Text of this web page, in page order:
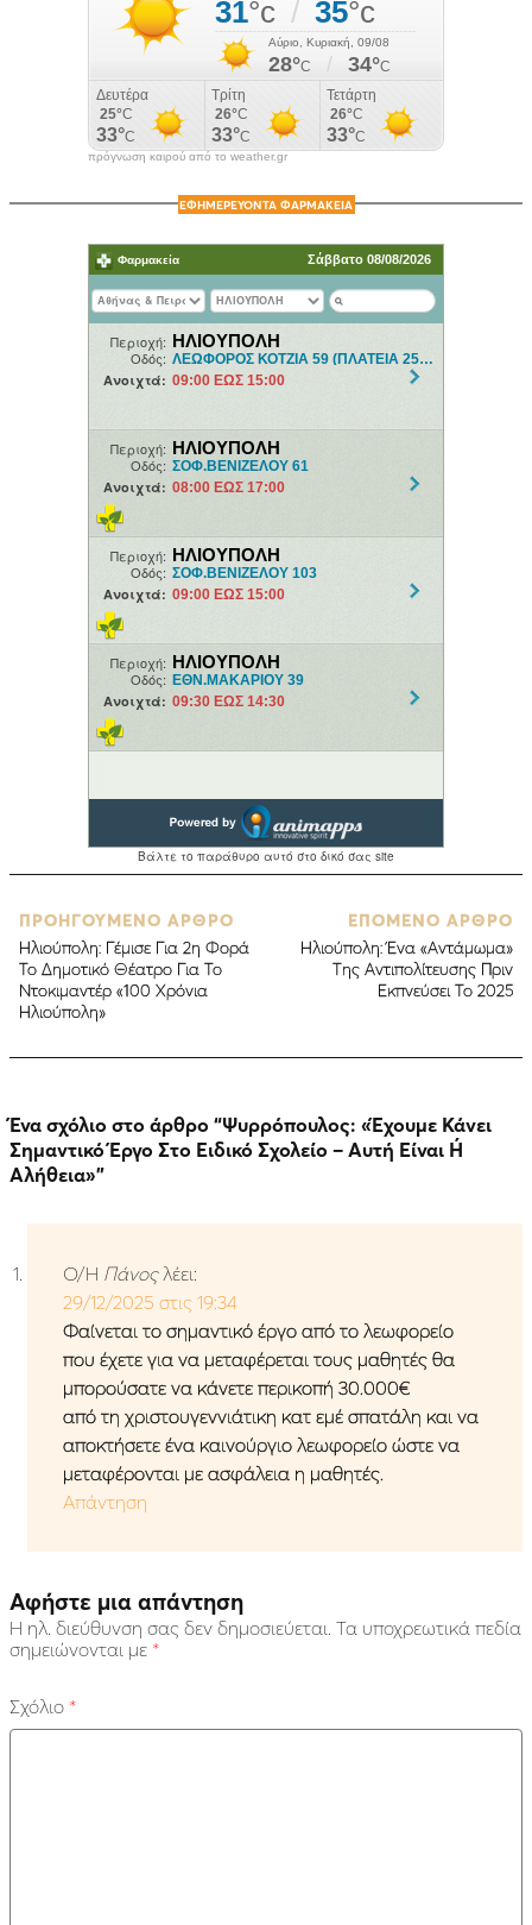
πρόγνωση καιρού από το weather.gr
ΕΦΗΜΕΡΕΥΟΝΤΑ ΦΑΡΜΑΚΕΙΑ
ΠΡΟΗΓΟΥΜΕΝΟ ΑΡΘΡΟ
Ηλιούπολη: Γέμισε Για 2η Φορά
Το Δημοτικό Θέατρο Για Το
Ντοκιμαντέρ «100 Χρόνια
Ηλιούπολη»
ΕΠΟΜΕΝΟ ΑΡΘΡΟ
Ηλιούπολη: Ένα «Αντάμωμα»
Της Αντιπολίτευσης Πριν
Εκπνεύσει Το 2025
Ένα σχόλιο στο άρθρο “Ψυρρόπουλος: «Έχουμε Κάνει
Σημαντικό Έργο Στο Ειδικό Σχολείο – Αυτή Είναι Ή
Αλήθεια»”
Ο/Η Πάνος λέει:
29/12/2025 στις 19:34
Φαίνεται το σημαντικό έργο από το λεωφορείο
που έχετε για να μεταφέρεται τους μαθητές θα
μπορούσατε να κάνετε περικοπή 30.000€
από τη χριστουγεννιάτικη κατ εμέ σπατάλη και να
αποκτήσετε ένα καινούργιο λεωφορείο ώστε να
μεταφέρονται με ασφάλεια η μαθητές.
Απάντηση
Αφήστε μια απάντηση
Η ηλ. διεύθυνση σας δεν δημοσιεύεται. Τα υποχρεωτικά πεδία
σημειώνονται με *
Σχόλιο *